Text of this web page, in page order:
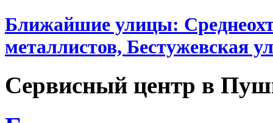
Ближайшие улицы:
металлистов, Бестужевская
Сервисный центр в